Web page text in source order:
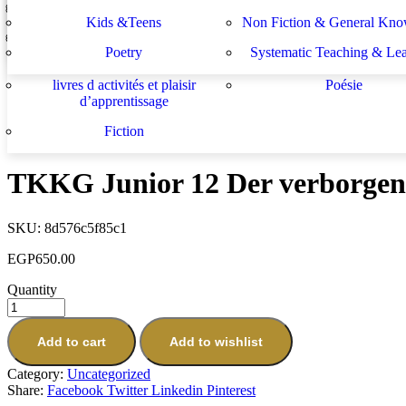
développement de l enseignant
apprentissage
livres d activités et plaisir
d’apprentissage
Poésie
Fiction
Kids &Teens
Non Fiction & General
Poetry
Systematic Teaching &
Prev
"Achtung, Gaunerzeichen!"
Next
TKKG Junior Kein Hitzefrei für Detektive
EGP
TKKG Junior 12 Der
SKU: 8d576c5f85c1
EGP650.00
Quantity
Add to cart Add to wishlist
Category: Uncategorized
Share: Facebook Twitter Linkedin Pinterest